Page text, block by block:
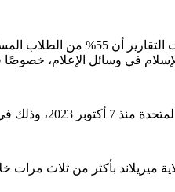
وأشار مجلس العلاقات الإسلامية الأميركية